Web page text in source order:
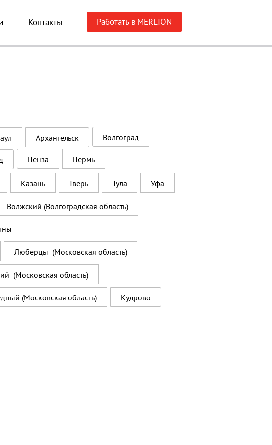
Контакты Работать в MERLION
Архангельск Волгоград
Пенза Пермь
Казань Тверь Тула Уфа
Волжский (Волгоградская область)
Люберцы (Московская область)
(Московская область)
(Московская область) Кудрово